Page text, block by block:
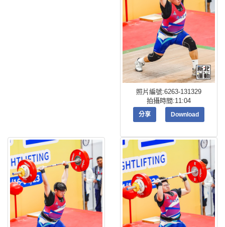
照片編號:6263-131329
拍攝時間:11:04
分享 Download